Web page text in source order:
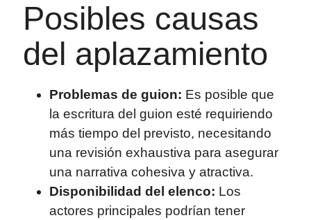
Posibles causas
del aplazamiento
Problemas de guion: Es posible que
la escritura del guion esté requiriendo
más tiempo del previsto, necesitando
una revisión exhaustiva para asegurar
una narrativa cohesiva y atractiva.
Disponibilidad del elenco: Los
actores principales podrían tener